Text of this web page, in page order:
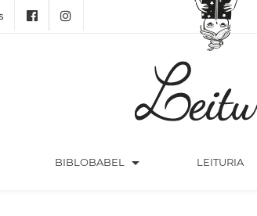
BIBLOBABEL arrow_drop_down LEITURIA